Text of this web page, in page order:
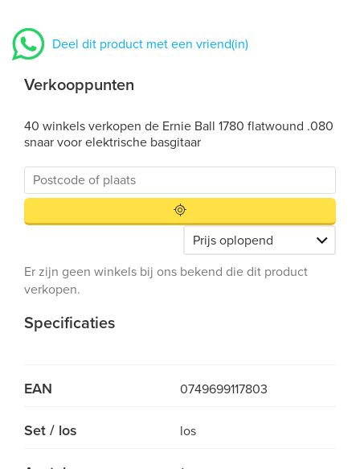
Deel dit product met een vriend(in)
Verkooppunten
40 winkels verkopen de Ernie Ball 1780 flatwound .080
snaar voor elektrische basgitaar
Er zijn geen winkels bij ons bekend die dit product
verkopen.
Specificaties
EAN 0749699117803
Set / los los